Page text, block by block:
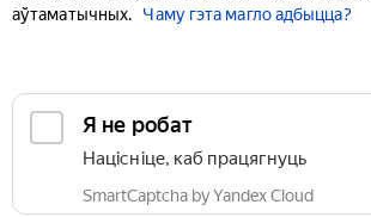
аўтаматычных.
Чаму гэта магло адбыцца?
Я не робат
Націсніце, каб працягнуць
SmartCaptcha by Yandex Cloud